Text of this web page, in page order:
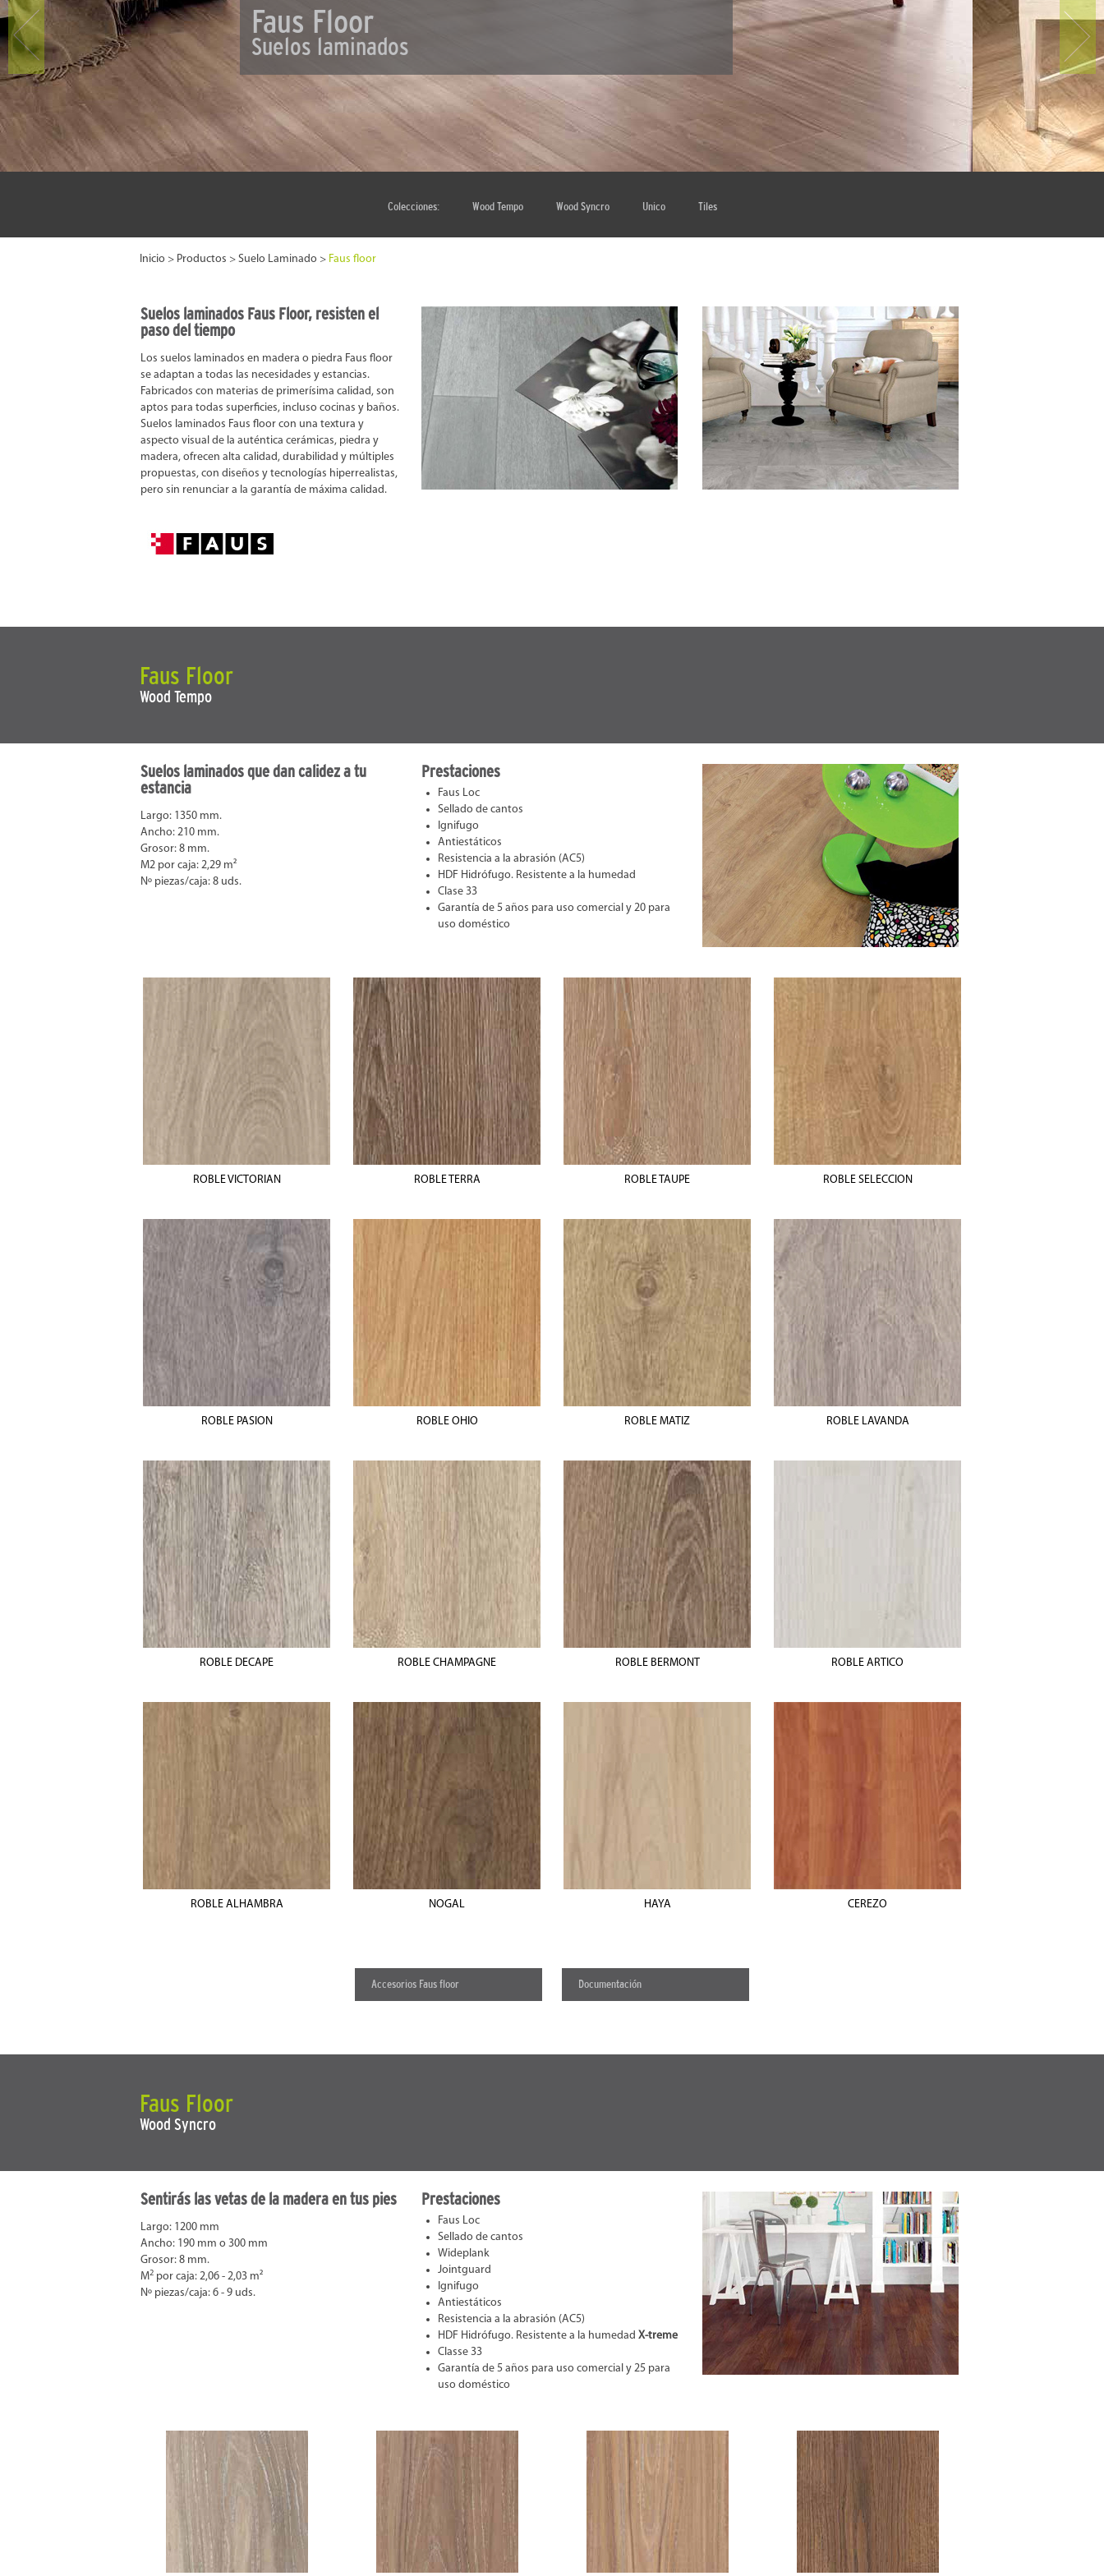
Faus Floor
Suelos laminados
Colecciones: Wood Tempo Wood Syncro Unico Tiles
Inicio > Productos > Suelo Laminado > Faus floor
Suelos laminados Faus Floor, resisten el
paso del tiempo
Los suelos laminados en madera o piedra Faus floor
se adaptan a todas las necesidades y estancias.
Fabricados con materias de primerísima calidad, son
aptos para todas superficies, incluso cocinas y baños.
Suelos laminados Faus floor con una textura y
aspecto visual de la auténtica cerámicas, piedra y
madera, ofrecen alta calidad, durabilidad y múltiples
propuestas, con diseños y tecnologías hiperrealistas,
pero sin renunciar a la garantía de máxima calidad.
Faus Floor
Wood Tempo
Suelos laminados que dan calidez a tu
estancia
Largo: 1350 mm.
Ancho: 210 mm.
Grosor: 8 mm.
M2 por caja: 2,29 m²
Nº piezas/caja: 8 uds.
Prestaciones
Faus Loc
Sellado de cantos
Ignifugo
Antiestáticos
Resistencia a la abrasión (AC5)
HDF Hidrófugo. Resistente a la humedad
Clase 33
Garantía de 5 años para uso comercial y 20 para
uso doméstico
ROBLE VICTORIAN ROBLE TERRA ROBLE TAUPE ROBLE SELECCION
ROBLE PASION ROBLE OHIO ROBLE MATIZ ROBLE LAVANDA
ROBLE DECAPE ROBLE CHAMPAGNE ROBLE BERMONT ROBLE ARTICO
ROBLE ALHAMBRA NOGAL HAYA CEREZO
Accesorios Faus floor Documentación
Faus Floor
Wood Syncro
Sentirás las vetas de la madera en tus pies
Largo: 1200 mm
Ancho: 190 mm o 300 mm
Grosor: 8 mm.
M2 por caja: 2,06 - 2,03 m²
Nº piezas/caja: 6 - 9 uds.
Prestaciones
Faus Loc
Sellado de cantos
Wideplank
Jointguard
Ignifugo
Antiestáticos
Resistencia a la abrasión (AC5)
HDF Hidrófugo. Resistente a la humedad X-treme
Classe 33
Garantía de 5 años para uso comercial y 25 para
uso doméstico